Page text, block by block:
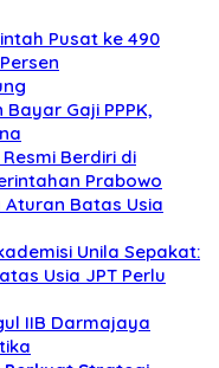
Pusat ke 490
Gaji PPPK,
Resmi Berdiri di
Prabowo
Aturan Batas Usia
Unila Sepakat:
Usia JPT Perlu
IIB Darmajaya